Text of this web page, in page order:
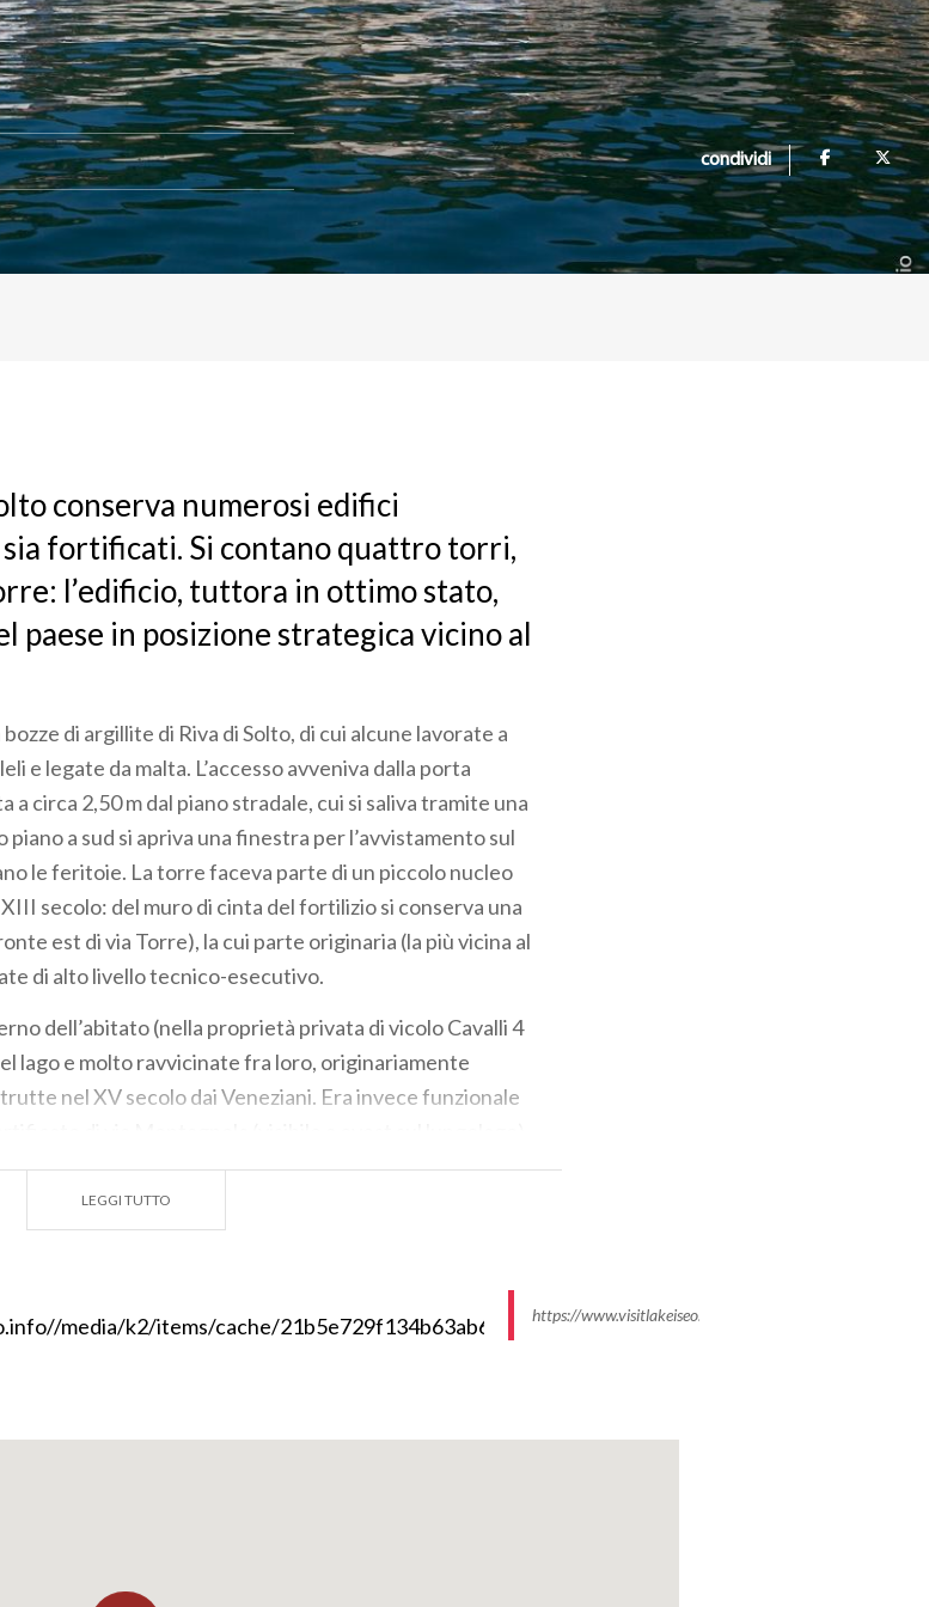
condividi
conserva numerosi edifici
sia fortificati. Si contano quattro torri,
l’edificio, tuttora in ottimo stato,
paese in posizione strategica vicino al
di argillite di Riva di Solto, di cui alcune lavorate a
e legate da malta. L’accesso avveniva dalla porta
circa 2,50 m dal piano stradale, cui si saliva tramite una
piano a sud si apriva una finestra per l’avvistamento sul
le feritoie. La torre faceva parte di un piccolo nucleo
secolo: del muro di cinta del fortilizio si conserva una
est di via Torre), la cui parte originaria (la più vicina al
di alto livello tecnico-esecutivo.
dell’abitato (nella proprietà privata di vicolo Cavalli 4
lago e molto ravvicinate fra loro, originariamente
nel XV secolo dai Veneziani. Era invece funzionale
di San Rocco.
via Porto 4 (angolo via Torre), che presenta al piano
successivamente unite da un archivolto in calcare
blocchi calcarei perfettamente squadrati legati da
LEGGI TUTTO
https://www.visitlakeiseo.info//media/k2/items/cache/